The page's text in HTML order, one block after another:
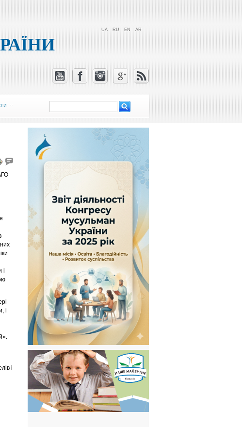
UA RU EN AR
Пошукова
форма
і
і
і